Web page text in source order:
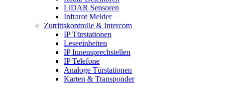
LiDAR Sensoren
Infrarot Melder
Zutrittskontrolle & Intercom
IP Türstationen
Leseeinheiten
IP Innensprechstellen
IP Telefone
Analoge Türstationen
Karten & Transponder